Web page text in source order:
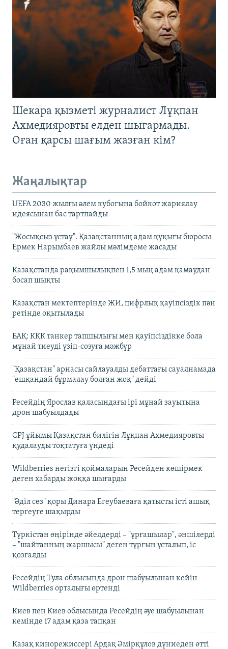
Шекара қызметі журналист Лұқпан
Ахмедияровты елден шығармады.
Оған қарсы шағым жазған кім?
Жаңалықтар
UEFA 2030 жылғы әлем кубогына бойкот жариялау
идеясынан бас тартпайды
"Жосықсыз ұстау". Қазақстанның адам құқығы бюросы
Ермек Нарымбаев жайлы мәлімдеме жасады
Қазақстанда рақымшылықпен 1,5 мың адам қамаудан
босап шықты
Қазақстан мектептерінде ЖИ, цифрлық қауіпсіздік пән
ретінде оқытылады
БАҚ: КҚК танкер тапшылығы мен қауіпсіздікке бола
мұнай тиеуді үзіп-созуға мәжбүр
"Қазақстан" арнасы сайлауалды дебаттағы сауалнамада
"ешқандай бұрмалау болған жоқ" дейді
Ресейдің Ярослав қаласындағы ірі мұнай зауытына
дрон шабуылдады
CPJ ұйымы Қазақстан билігін Лұқпан Ахмедияровты
қудалауды тоқтатуға үндеді
Wildberries негізгі қоймаларын Ресейден көшірмек
деген хабарды жоққа шығарды
"Әділ сөз" қоры Динара Егеубаеваға қатысты істі ашық
тергеуге шақырды
Түркістан өңірінде әйелдерді – "ұрғашылар", әншілерді
– "шайтанның жаршысы" деген тұрғын ұсталып, іс
қозғалды
Ресейдің Тула облысында дрон шабуылынан кейін
Wildberries орталығы өртенді
Киев пен Киев облысында Ресейдің әуе шабуылынан
кемінде 17 адам қаза тапқан
Қазақ кинорежиссері Ардақ Әмірқұлов дүниеден өтті